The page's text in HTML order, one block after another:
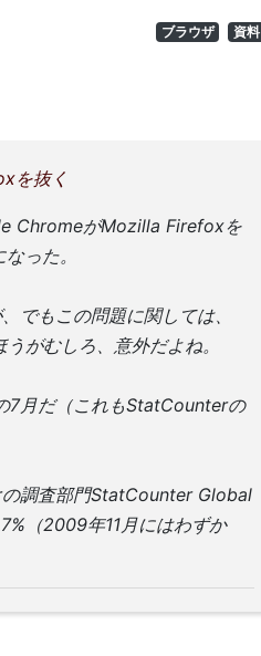
ブラウザ 資料
を抜く
ChromeがMozilla Firefoxを
った。
でもこの問題に関しては、
がむしろ、意外だよね。
7月だ（これもStatCounterの
調査部門StatCounter Global
（2009年11月にはわずか